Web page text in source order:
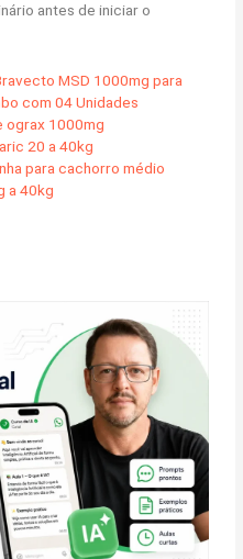
antes de iniciar o
MSD 1000mg para
com 04 Unidades
ograx 1000mg
20 a 40kg
para cachorro médio
a 40kg